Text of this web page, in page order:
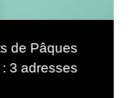
de Pâques
3 adresses